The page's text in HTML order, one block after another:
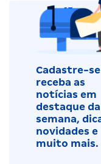
Cadastre-
receba as
notícias em
destaque da
semana,
novidades e
muito mais.